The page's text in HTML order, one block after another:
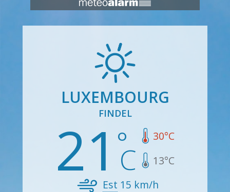
LUXEMBOURG
FINDEL
21 30°C
13°C
Est 15 km/h